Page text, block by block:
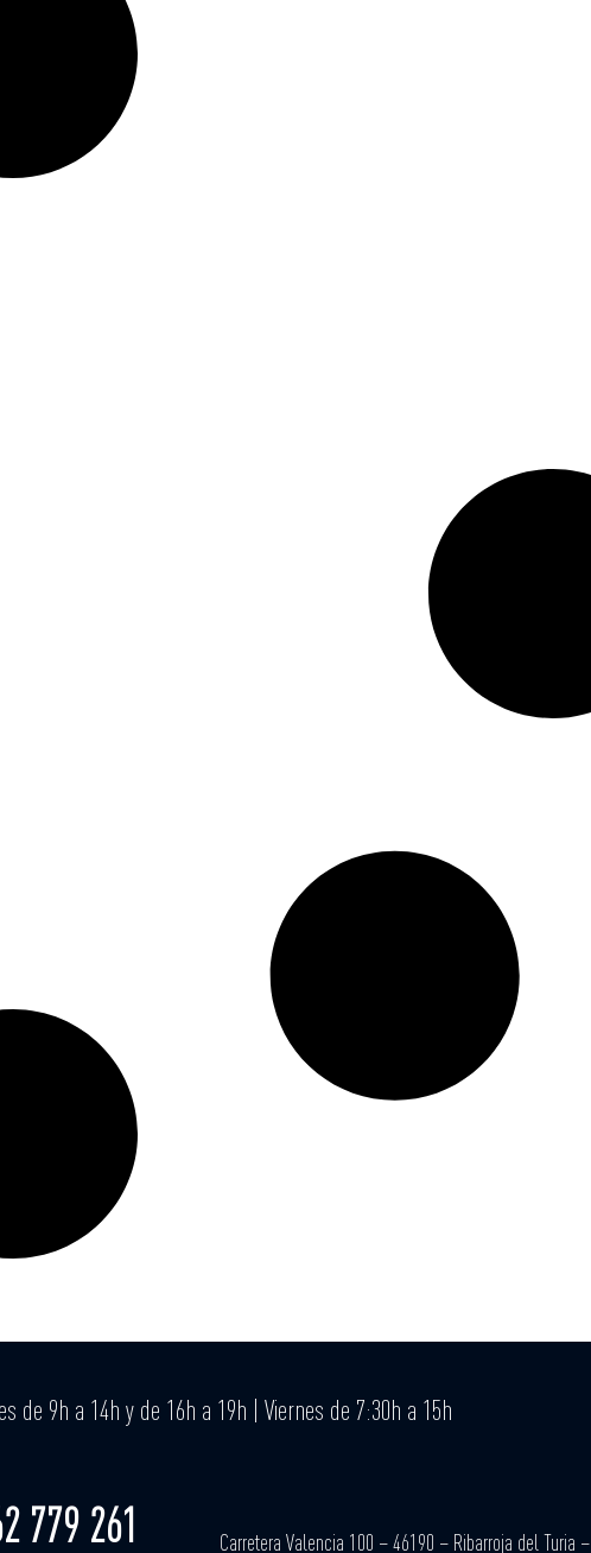
de 9h a 14h y de 16h a 19h | Viernes de 7:30h a 15h
779 261 Carretera Valencia 100 – 46190 – Ribarroja del Turia –